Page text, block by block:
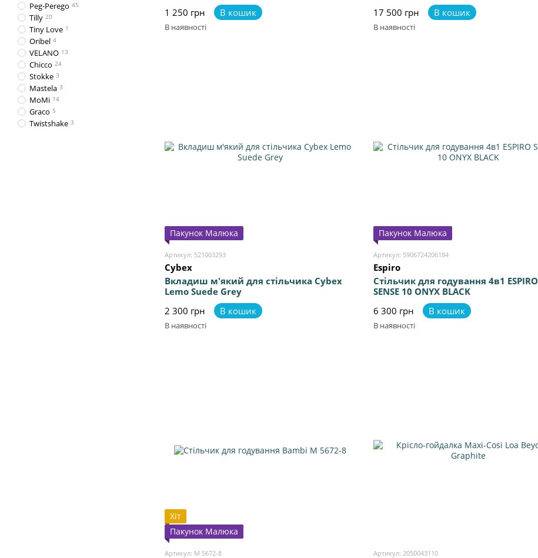
1 250 грн
В кошик
В наявності
17 500 грн
В кошик
В наявності
Пакунок Малюка
Артикул: 521003293
Cybex
Вкладиш м'який для стільчика Cybex
Lemo Suede Grey
2 300 грн
В кошик
В наявності
Пакунок Малюка
Артикул: 5906724206184
Espiro
Стільчик для годування 4в1 ESPIRO
SENSE 10 ONYX BLACK
6 300 грн
В кошик
В наявності
Хіт
Пакунок Малюка
Артикул: M 5672-8 Артикул: 2050043110
Peg-Perego 45
Tilly 20
Tiny Love 1
Oribel 4
VELANO 13
Chicco 24
Stokke 3
Mastela 3
MoMi 14
Graco 5
Twistshake 3